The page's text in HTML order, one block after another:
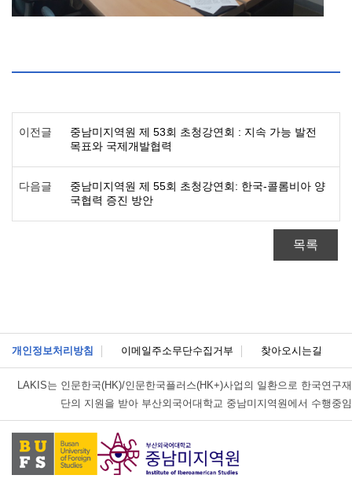
이전글
중남미지역원 제 53회 초청강연회 : 지속 가능 발전
목표와 국제개발협력
다음글
중남미지역원 제 55회 초청강연회: 한국-콜롬비아 양
국협력 증진 방안
목록
개인정보처리방침 이메일주소무단수집거부 찾아오시는길
LAKIS는 인문한국(HK)/인문한국플러스(HK+)사업의 일환으로 한국연구재
단의 지원을 받아 부산외국어대학교 중남미지역원에서 수행중임